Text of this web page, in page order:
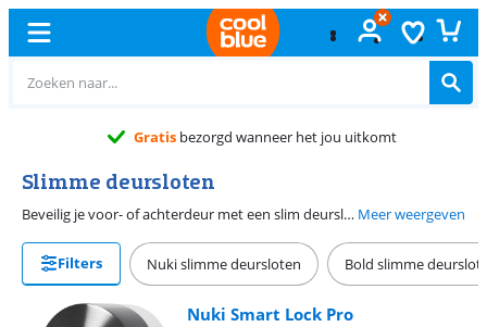
Slimme deursloten
Beveilig je voor- of achterdeur met een slim deurslot. Je koppelt de smart lock aan je telefoon en opent zo de deur zonder sleutels. Zo'n slot is elektrisch, waardoor je hem via de app opent en sluit. Wanneer je het slot toegang geeft tot je locatie, gaat de deur automatisch open wanneer je thuiskomt. Controleer voordat je een slim slot koopt wel eerst of jouw huidige slot geschikt is en welke maat je nodig hebt. Meer weergeven
Filters Nuki slimme deursloten Bold slimme
Nuki Smart Lock Pro